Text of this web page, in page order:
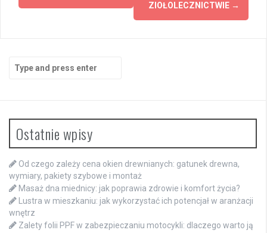
ZIOŁOLECZNICTWIE →
for:
Ostatnie wpisy
Od czego zależy cena okien drewnianych: gatunek drewna,
wymiary, pakiety szybowe i montaż
Masaż dna miednicy: jak poprawia zdrowie i komfort życia?
Lustra w mieszkaniu: jak wykorzystać ich potencjał w aranżacji
wnętrz
Zalety folii PPF w zabezpieczaniu motocykli: dlaczego warto ją